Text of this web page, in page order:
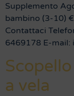
Supplemento
bambino (3-10)
Contattaci
6469178 E-mail:
a vela